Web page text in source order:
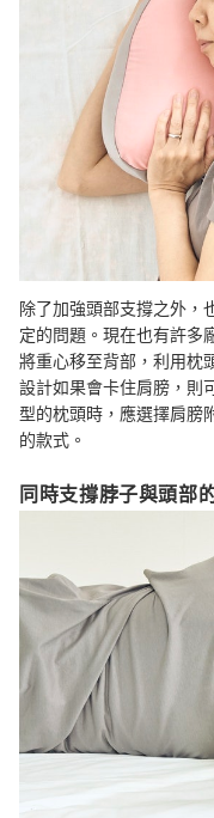
除了加強頭部支撐之外，
定的問題。現在也有許多
將重心移至背部，利用枕
設計如果會卡住肩膀，則
型的枕頭時，應選擇肩膀
的款式。
同時支撐脖子與頭部的